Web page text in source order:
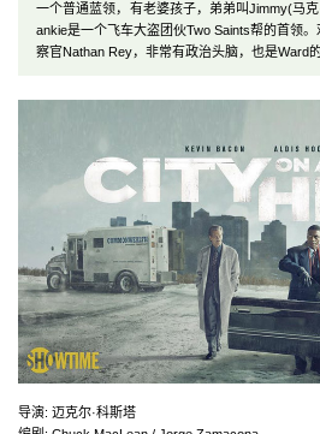
一个普通蓝领，有老婆孩子，弟弟叫Jimmy(马
ankie是一个飞车大盗团伙Two Saints帮的首领
察官Nathan Rey，非常有政治头脑，也是Ward的
导演: 迈克尔·科斯塔